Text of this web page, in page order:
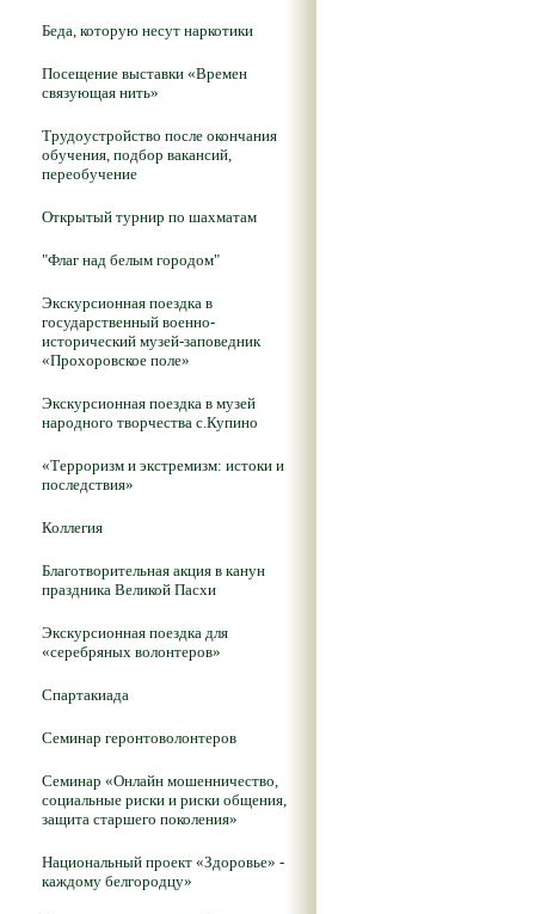
Беда, которую несут наркотики
Посещение выставки «Времен
связующая нить»
Трудоустройство после окончания
обучения, подбор вакансий,
переобучение
Открытый турнир по шахматам
"Флаг над белым городом"
Экскурсионная поездка в
государственный военно-
исторический музей-заповедник
«Прохоровское поле»
Экскурсионная поездка в музей
народного творчества с.Купино
«Терроризм и экстремизм: истоки и
последствия»
Коллегия
Благотворительная акция в канун
праздника Великой Пасхи
Экскурсионная поездка для
«серебряных волонтеров»
Спартакиада
Семинар геронтоволонтеров
Семинар «Онлайн мошенничество,
социальные риски и риски общения,
защита старшего поколения»
Национальный проект «Здоровье» -
каждому белгородцу»